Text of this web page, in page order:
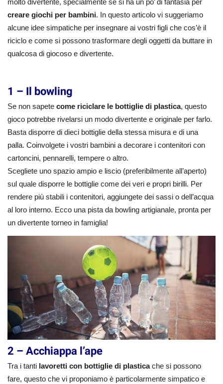
molto divertente, specialmente se si ha un po’ di fantasia per
creare giochi per bambini. In questo articolo vi suggeriamo
alcune idee simpatiche per insegnare ai vostri figli che cos’è il
riciclo e come si possono trasformare degli oggetti da buttare in
qualcosa di giocoso e divertente.
1 – Il bowling
Se non sapete come riciclare le bottiglie di plastica, questo
gioco potrebbe rivelarsi un modo divertente e originale per farlo.
Basta disporre di dieci bottiglie della stessa misura e di una
palla. Coinvolgete i vostri bambini a decorare i contenitori con
cartoncini, pennarelli, tempere o altro.
Scegliete uno spazio ampio e liscio (preferibilmente all’aperto)
sul quale disporre le bottiglie come dei veri e propri birilli. Per
rendere più stabili i contenitori, aggiungete dei sassi o dell’acqua
al loro interno. Ecco una pista da bowling artigianale, pronta per
un divertente torneo in famiglia!
2 – Acchiappa l’ape
Tra i tanti lavoretti con bottiglie di plasticache si possono
fare, questo che vi proponiamo è particolarmente simpatico e